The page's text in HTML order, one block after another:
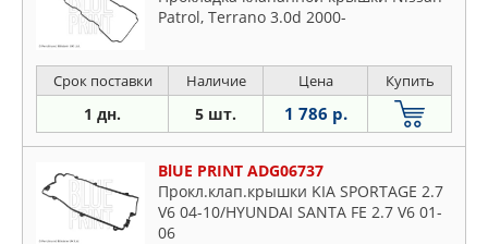
Patrol, Terrano 3.0d 2000-
Срок поставки Наличие Цена Купить
1 дн. 5 шт. 1 786 р.
BlUE PRINT ADG06737
Прокл.клап.крышки KIA SPORTAGE 2.7
V6 04-10/HYUNDAI SANTA FE 2.7 V6 01-
06